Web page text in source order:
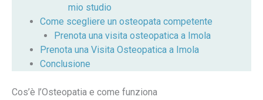
mio studio
Come scegliere un osteopata competente
Prenota una visita osteopatica a Imola
Prenota una Visita Osteopatica a Imola
Conclusione
Cos’è l’Osteopatia e come funziona